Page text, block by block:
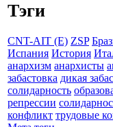
Тэги
CNT-AIT (E) ZSP
Испания История
анархизм анархисты
забастовка дикая
солидарность
репрессии
конфликт трудовые